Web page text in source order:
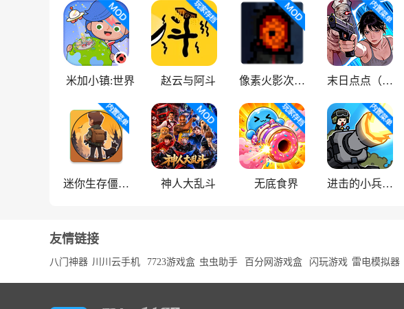
米加小镇:世界 赵云与阿斗 像素火影次世代 末日点点（辅助菜单）
迷你生存僵尸大战魔改版 神人大乱斗 无底食界 进击的小兵（内置菜单）
友情链接
八门神器 川川云手机 7723游戏盒 虫虫助手 百分网游戏盒 闪玩游戏 雷电模拟器